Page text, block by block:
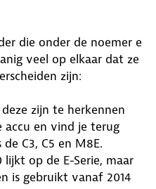
die onder de noemer e
veel op elkaar dat ze
zijn:
deze zijn te herkennen
en vind je terug
C3, C5 en M8E.
lijkt op de E-Serie, maar
is gebruikt vanaf 2014